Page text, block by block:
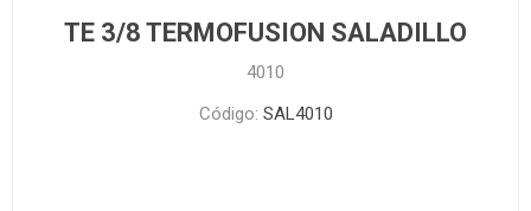
TE 3/8 TERMOFUSION SALADILLO
4010
Código: SAL4010